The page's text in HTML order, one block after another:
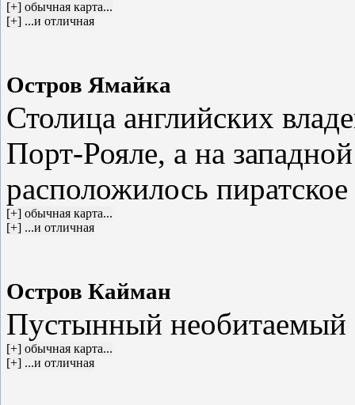
Остров Ямайка
Столица английских
Порт-Рояле, а на
расположилось
Остров Кайман
Пустынный необитаемый